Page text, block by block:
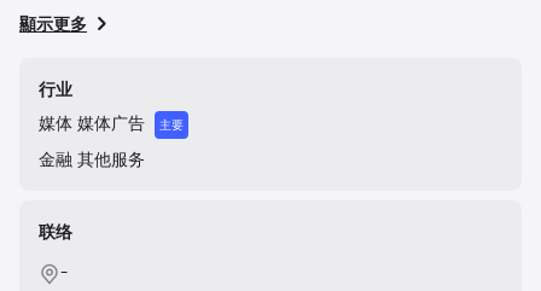
operators, and legal experts. The events focused on
strategies for crowdfunding campaigns, and emerging
fintech innovations. The last major events under this brand
appear to have taken place around 2016-2017, and the
brand is now inactive.
顯示更多
行业
媒体 媒体广告 主要
金融 其他服务
联络
-